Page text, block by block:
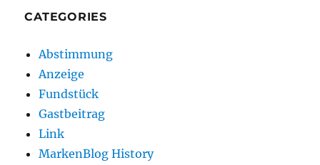
CATEGORIES
Abstimmung
Anzeige
Fundstück
Gastbeitrag
Link
MarkenBlog History